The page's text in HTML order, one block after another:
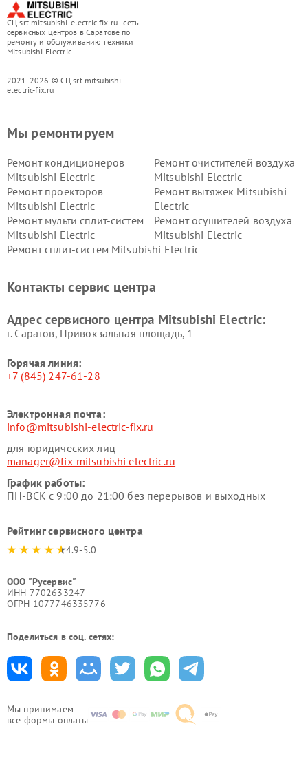
СЦ srt.mitsubishi-electric-fix.ru - сеть
сервисных центров в Саратове по
ремонту и обслуживанию техники
Mitsubishi Electric
2021-2026 © СЦ srt.mitsubishi-
electric-fix.ru
Мы принимаем
все формы оплаты
Мы ремонтируем
Ремонт кондиционеров
Mitsubishi Electric
Ремонт очистителей воздуха
Mitsubishi Electric
Ремонт проекторов
Mitsubishi Electric
Ремонт вытяжек Mitsubishi
Electric
Ремонт мульти сплит-систем
Mitsubishi Electric
Ремонт осушителей воздуха
Mitsubishi Electric
Ремонт сплит-систем Mitsubishi Electric
Контакты сервис центра
Адрес сервисного центра Mitsubishi Electric:
г. Саратов, Привокзальная площадь, 1
Горячая линия:
+7 (845) 247-61-28
Электронная почта:
info@mitsubishi-electric-fix.ru
для юридических лиц
manager@fix-mitsubishi electric.ru
График работы:
ПН-ВСК с 9:00 до 21:00 без перерывов и выходных
Рейтинг сервисного центра
4.9-5.0
ООО "Русервис"
ИНН 7702633247
ОГРН 1077746335776
Поделиться в соц. сетях: